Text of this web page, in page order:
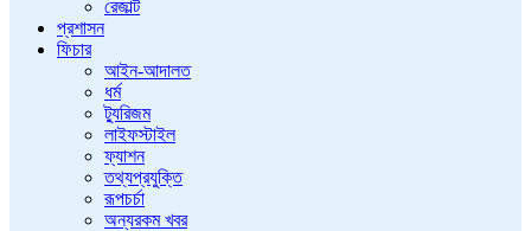
রেজাল্ট
প্রশাসন
ফিচার
আইন-আদালত
ধর্ম
ট্যুরিজম
লাইফস্টাইল
ফ্যাশন
তথ্যপ্রযুক্তি
রূপচর্চা
অন্যরকম খবর